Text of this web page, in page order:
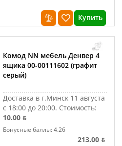
Купить
Комод NN мебель Денвер 4
ящика 00-00111602 (графит
серый)
Доставка в г.Минск 11 августа
с 18:00 до 20:00. Стоимость:
10.00 ƃ
Бонусные баллы: 4.26
213.00 ƃ